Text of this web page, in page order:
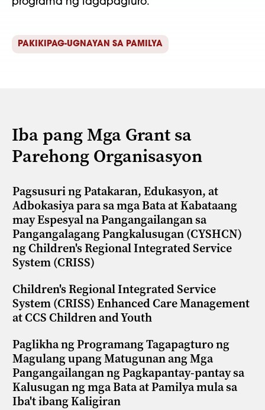
programa ng tagapagturo.
PAKIKIPAG-UGNAYAN SA PAMILYA
Iba pang Mga Grant sa
Parehong Organisasyon
Pagsusuri ng Patakaran, Edukasyon, at
Adbokasiya para sa mga Bata at Kabataang
may Espesyal na Pangangailangan sa
Pangangalagang Pangkalusugan (CYSHCN)
ng Children's Regional Integrated Service
System (CRISS)
Children's Regional Integrated Service
System (CRISS) Enhanced Care Management
at CCS Children and Youth
Paglikha ng Programang Tagapagturo ng
Magulang upang Matugunan ang Mga
Pangangailangan ng Pagkapantay-pantay sa
Kalusugan ng mga Bata at Pamilya mula sa
Iba't ibang Kaligiran